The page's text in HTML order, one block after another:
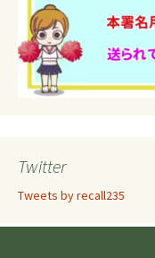
Twitter
Tweets by recall235